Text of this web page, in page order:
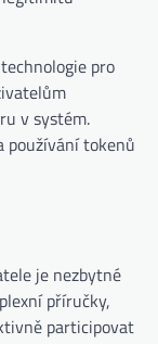
pro
v systém.
používání tokenů
je nezbytné
příručky,
participovat